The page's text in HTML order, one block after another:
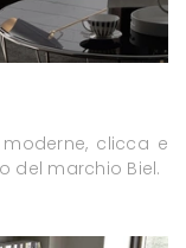
clicca e
del marchio Biel.